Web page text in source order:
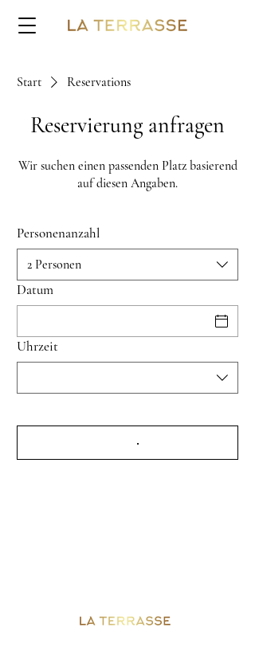
Start Reservations
Reservierung anfragen
Wir suchen einen passenden Platz basierend
auf diesen Angaben.
Personenanzahl
2 Personen
Datum
Uhrzeit